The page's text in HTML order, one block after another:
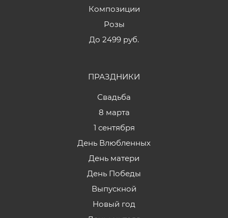
Композиции
Розы
До 2499 руб.
ПРАЗДНИКИ
Свадьба
8 марта
1 сентября
День Влюбленных
День матери
День Победы
Выпускной
Новый год